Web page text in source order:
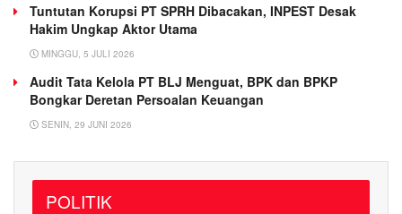
Tuntutan Korupsi PT SPRH Dibacakan, INPEST Desak
Hakim Ungkap Aktor Utama
MINGGU, 5 JULI 2026
Audit Tata Kelola PT BLJ Menguat, BPK dan BPKP
Bongkar Deretan Persoalan Keuangan
SENIN, 29 JUNI 2026
POLITIK